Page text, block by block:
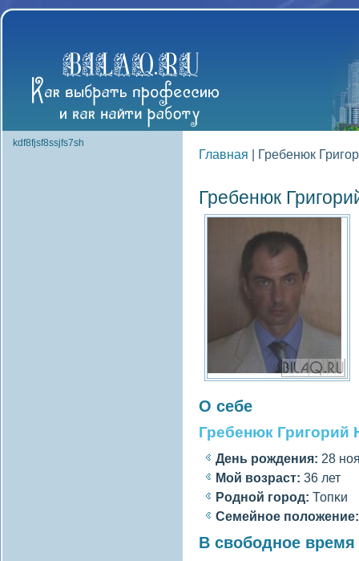
kdf8fjsf8ssjfs7sh
Главная | Гребенюк
Гребенюк
О себе
Гребенюк
День рождения: 28
Мοй вοзраст: 36 лет
Роднοй гοрод: Топκи
Семейное полοжение:
В свободное